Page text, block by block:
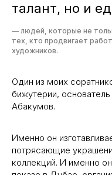
талант, но и
— людей, которые не
тех, кто продвигает
художников.
Один из моих
бижутерии,
Абакумов.
Именно он
потрясающие
коллекций. И именно